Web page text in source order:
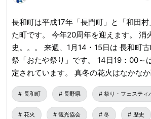
長和町は平成17年「長門町」と「和田
た町です。 今年20周年を迎えます。 消火栓に残る歴
史。。。 来週、1月14・15日は 長和町古町 豊受大神宮の例
祭「おたや祭り」です。 14日19：00～
定されています。 真冬の花火はなかな
気になりますように🌞
長和町 長野県 祭り・フェスティ
花火 観光協会 冬 歴史